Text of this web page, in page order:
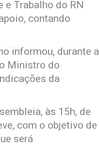
Trabalho do RN
contando
informou, durante a
Ministro do
da
às 15h, de
com o objetivo de
será